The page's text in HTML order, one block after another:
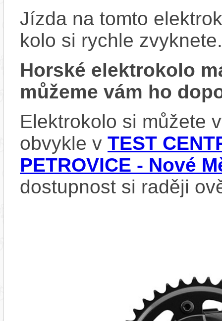
Jízda na tomto
kolo si rychle zvyknete.
Horské elektrokolo
můžeme vám ho
Elektrokolo si můžete
obvykle v TEST
PETROVICE - Nové
dostupnost si raději